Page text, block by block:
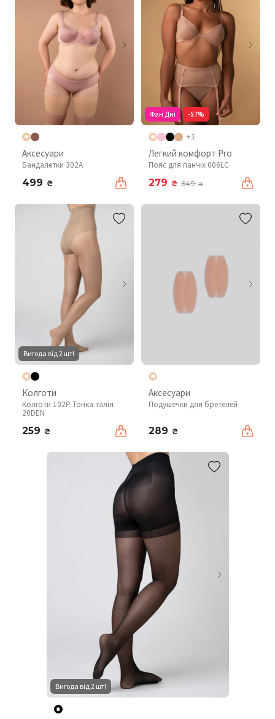
Аксесуари
Бандалетки 302A
499 ₴
Фан Дні -57%
+1
Легкий комфорт Pro
Пояс для панчіх 006LC
279 ₴ 649₴
Вигода від 2 шт!
Колготи
Колготи 102P Тонка талія
20DEN
259 ₴
Аксесуари
Подушечки для бретелей
289 ₴
Вигода від 2 шт!